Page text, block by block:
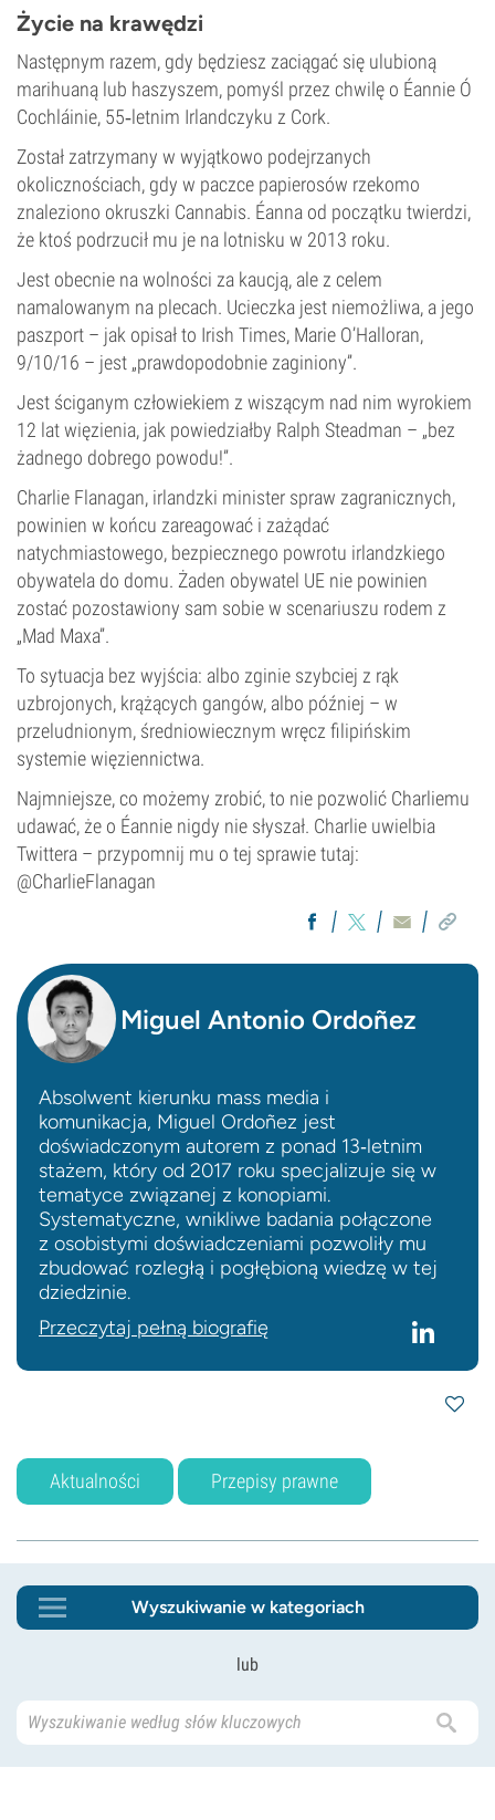
Życie na krawędzi
Następnym razem, gdy będziesz zaciągać się ulubioną
marihuaną lub haszyszem, pomyśl przez chwilę o Éannie Ó
Cochláinie, 55‑letnim Irlandczyku z Cork.
Został zatrzymany w wyjątkowo podejrzanych
okolicznościach, gdy w paczce papierosów rzekomo
znaleziono okruszki Cannabis. Éanna od początku twierdzi,
że ktoś podrzucił mu je na lotnisku w 2013 roku.
Jest obecnie na wolności za kaucją, ale z celem
namalowanym na plecach. Ucieczka jest niemożliwa, a jego
paszport – jak opisał to Irish Times, Marie O’Halloran,
9/10/16 – jest „prawdopodobnie zaginiony”.
Jest ściganym człowiekiem z wiszącym nad nim wyrokiem
12 lat więzienia, jak powiedziałby Ralph Steadman – „bez
żadnego dobrego powodu!”.
Charlie Flanagan, irlandzki minister spraw zagranicznych,
powinien w końcu zareagować i zażądać
natychmiastowego, bezpiecznego powrotu irlandzkiego
obywatela do domu. Żaden obywatel UE nie powinien
zostać pozostawiony sam sobie w scenariuszu rodem z
„Mad Maxa”.
To sytuacja bez wyjścia: albo zginie szybciej z rąk
uzbrojonych, krążących gangów, albo później – w
przeludnionym, średniowiecznym wręcz filipińskim
systemie więziennictwa.
Najmniejsze, co możemy zrobić, to nie pozwolić Charliemu
udawać, że o Éannie nigdy nie słyszał. Charlie uwielbia
Twittera – przypomnij mu o tej sprawie tutaj:
@CharlieFlanagan
Miguel Antonio Ordoñez
Absolwent kierunku mass media i
komunikacja, Miguel Ordoñez jest
doświadczonym autorem z ponad 13‑letnim
stażem, który od 2017 roku specjalizuje się w
tematyce związanej z konopiami.
Systematyczne, wnikliwe badania połączone
z osobistymi doświadczeniami pozwoliły mu
zbudować rozległą i pogłębioną wiedzę w tej
dziedzinie.
Przeczytaj pełną biografię
Aktualności Przepisy prawne
Wyszukiwanie w kategoriach
lub